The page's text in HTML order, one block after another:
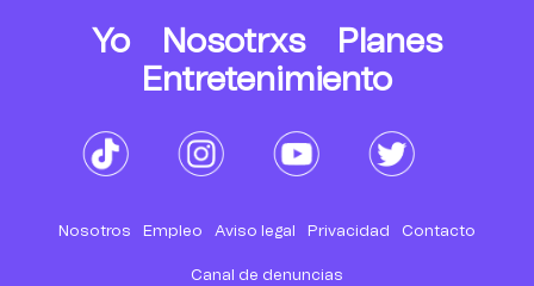
Yo Nosotrxs
Planes
Entretenimiento
Nosotros Empleo Aviso legal Privacidad Contacto
Canal de denuncias